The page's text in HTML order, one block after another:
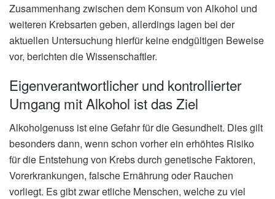
Zusammenhang zwischen dem Konsum von Alkohol und
weiteren Krebsarten geben, allerdings lagen bei der
aktuellen Untersuchung hierfür keine endgültigen Beweise
vor, berichten die Wissenschaftler.
Eigenverantwortlicher und kontrollierter
Umgang mit Alkohol ist das Ziel
Alkoholgenuss ist eine Gefahr für die Gesundheit. Dies gilt
besonders dann, wenn schon vorher ein erhöhtes Risiko
für die Entstehung von Krebs durch genetische Faktoren,
Vorerkrankungen, falsche Ernährung oder Rauchen
vorliegt. Es gibt zwar etliche Menschen, welche zu viel